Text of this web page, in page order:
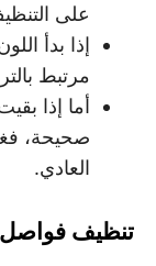
على
إذا بدأ
مرتبط
أما إذا
صحيحة،
العادي.
تنظيف فواصل